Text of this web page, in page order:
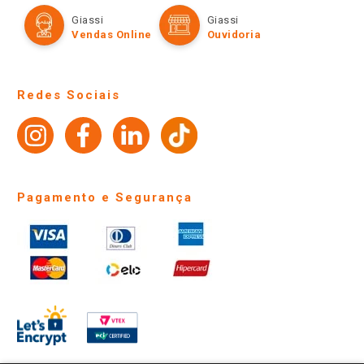
Televendas
Amigo Giassi
Perguntas frequentes
Identidade Visual
Formas de Pagamento
Políticas de entrega
Giassi
Vendas Online
Giassi
Ouvidoria
Redes Sociais
Pagamento e Segurança